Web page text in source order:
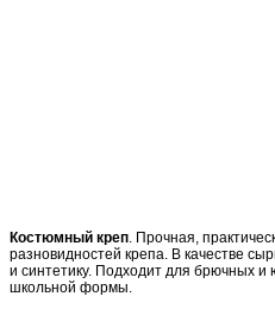
Костюмный креп. Прочная,
разновидностей крепа. В качестве
и синтетику. Подходит для брючных и
школьной формы.